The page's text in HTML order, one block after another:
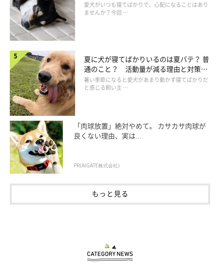
愛犬がいつも寝てばかりで、心配になることはあり
ませんか？今回 …
夏に犬が寝てばかりいるのは夏バテ？ 普
通のこと？ 活動量が減る理由と対策と
は
暑い季節になると愛犬があまり動かず寝てばかりだ
と感じる飼い主 …
「肉球放置」絶対やめて。 カサカサ肉球が
良くない理由、実は...
PR(AIGATE株式会社)
もっと見る